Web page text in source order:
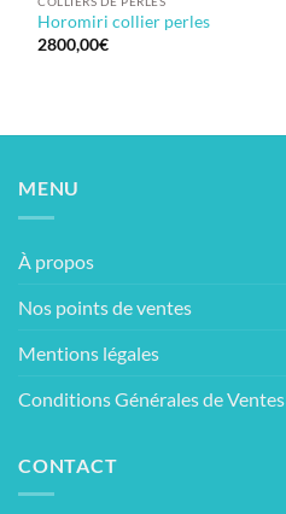
Horomiri collier perles
2800,00€
MENU
À propos
Nos points de ventes
Mentions légales
Conditions Générales de Ventes
CONTACT